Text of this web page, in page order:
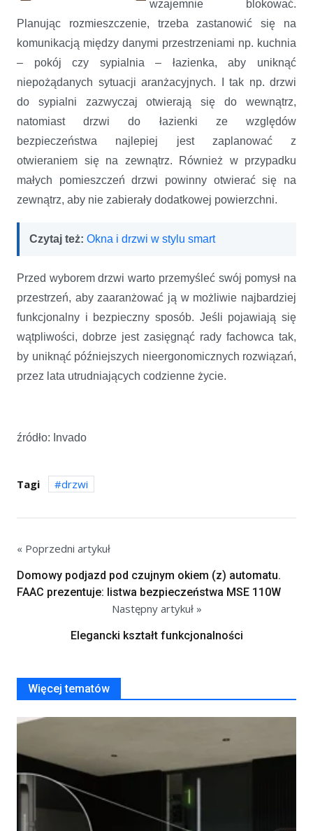
wzajemnie blokować.
Planując rozmieszczenie, trzeba zastanowić się na
komunikacją między danymi przestrzeniami np. kuchnia
– pokój czy sypialnia – łazienka, aby uniknąć
niepożądanych sytuacji aranżacyjnych. I tak np. drzwi
do sypialni zazwyczaj otwierają się do wewnątrz,
natomiast drzwi do łazienki ze względów
bezpieczeństwa najlepiej jest zaplanować z
otwieraniem się na zewnątrz. Również w przypadku
małych pomieszczeń drzwi powinny otwierać się na
zewnątrz, aby nie zabierały dodatkowej powierzchni.
Czytaj też: Okna i drzwi w stylu smart
Przed wyborem drzwi warto przemyśleć swój pomysł na
przestrzeń, aby zaaranżować ją w możliwie najbardziej
funkcjonalny i bezpieczny sposób. Jeśli pojawiają się
wątpliwości, dobrze jest zasięgnąć rady fachowca tak,
by uniknąć późniejszych nieergonomicznych rozwiązań,
przez lata utrudniających codzienne życie.
źródło: Invado
Tagi drzwi
« Poprzedni artykuł
Domowy podjazd pod czujnym okiem (z) automatu.
FAAC prezentuje: listwa bezpieczeństwa MSE 110W
Następny artykuł »
Elegancki kształt funkcjonalności
Więcej tematów